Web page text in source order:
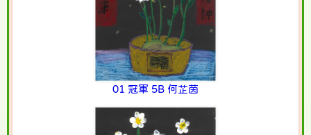
01 冠軍 5B 何芷茵